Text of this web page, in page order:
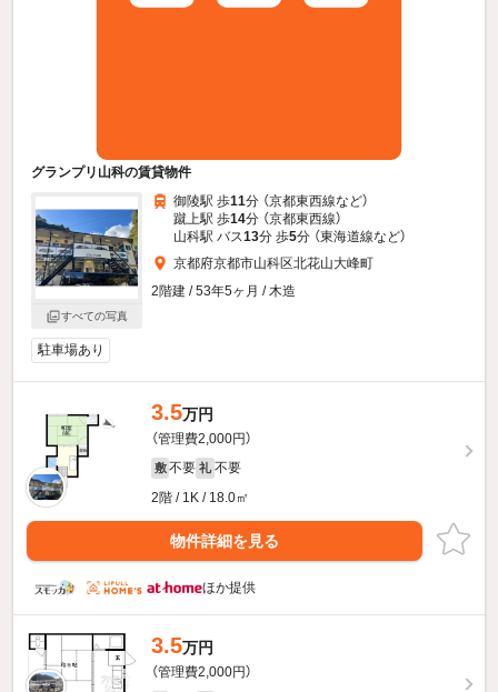
グランプリ山科の賃貸物件
すべての写真
御陵駅 歩11分 （京都東西線など）
蹴上駅 歩14分 （京都東西線）
山科駅 バス13分 歩5分 （東海道線など）
京都府京都市山科区北花山大峰町
2階建 / 53年5ヶ月 / 木造
駐車場あり
3.5万円
（管理費2,000円）
敷 不要 礼 不要
2階 / 1K / 18.0㎡
物件詳細を見る
ほか提供
3.5万円
（管理費2,000円）